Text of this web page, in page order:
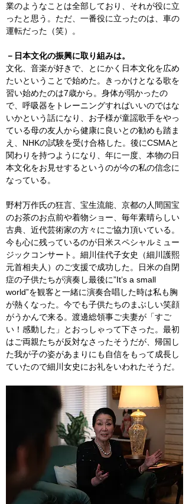
業のようなことは全部しており、それが役に立
ったと思う。ただ、一番役に立ったのは、車の
運転だった（笑）。
－日本文化の振興に取り組みは。
文化、音楽が好きで、とにかく日本文化を広め
たいということで始めた。きっかけとなる歌を
習い始めたのは7歳から。身体が弱かったの
で、呼吸器をトレーニングすればいいのではな
いかという話になり、お子様が童謡歌手をやっ
ている母の友人から健康に良いとの勧めも踏ま
え、 NHKの試験を受け合格した。後にCSMAと
関わりを持つようになり、年に一度、本物の日
本文化をお見せするというのが今の私の信念に
なっている。
野村万作氏の狂言、宝生流能、京都の人間国宝
のお茶のお点前や着物ショー、毎年素晴らしい
古典、近代芸術家の方々にご協力頂いている。
今も心に残っているのが日米スペシャルミュー
ジックコンサート。細川佳代子女史（細川護熙
元首相夫人）のご支援で成功した。日米の自閉
症の子供たちが演奏し最後に”It’s a small
world”を観客と一緒に演奏合唱した時は私も胸
が熱くなった。今でも子供たちのまぶしい笑顔
がうかんで来る。渡邊総領事ご夫妻が「すご
い！感動した」とおっしゃって下さった。最初
はご両親たちが反対なさったそうだが、帰国し
た我が子の姿があまりにも自信をもって成長し
ていたので細川女史にお礼をいわれたそうだ。